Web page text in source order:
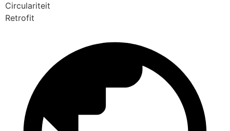
Circulariteit
Retrofit